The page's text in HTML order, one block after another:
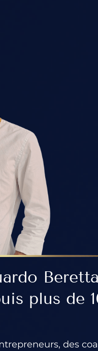
plus de
des